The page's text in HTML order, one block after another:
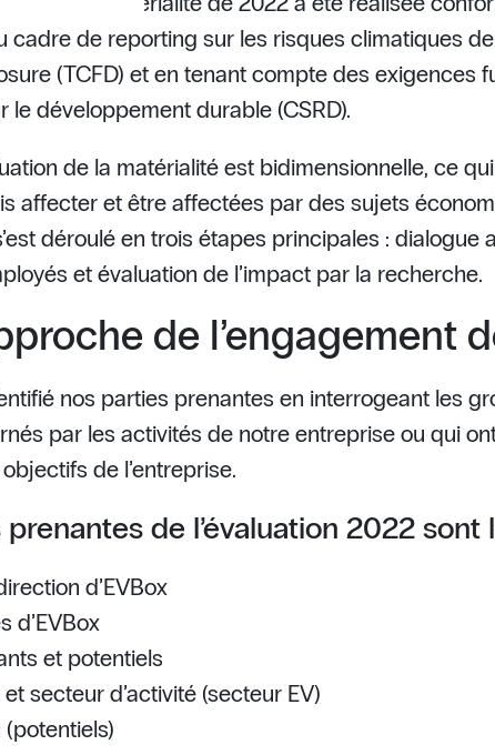
cadre de reporting sur les risques climatiques
(TCFD) et en tenant compte des exigences
le développement durable (CSRD).
de la matérialité est bidimensionnelle, ce
affecter et être affectées par des sujets
déroulé en trois étapes principales :
et évaluation de l’impact par la recherche.
de l’engagement
nos parties prenantes en interrogeant les
par les activités de notre entreprise ou qui
de l’entreprise.
prenantes de l’évaluation 2022 sont
d’EVBox
d’EVBox
et potentiels
secteur d’activité (secteur EV)